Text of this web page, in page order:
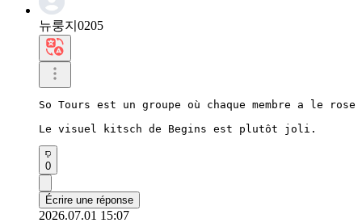
뉴룽지0205
So Tours est un groupe où chaque membre a le
Le visuel kitsch de Begins est plutôt joli.
0
Écrire une réponse
2026.07.01 15:07